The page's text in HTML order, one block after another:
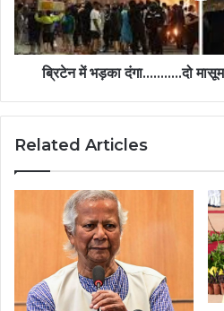
ब्रिटेन में भड़का दंगा...........दो
Related Articles